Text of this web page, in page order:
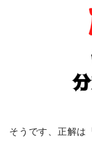
そうです、正解は